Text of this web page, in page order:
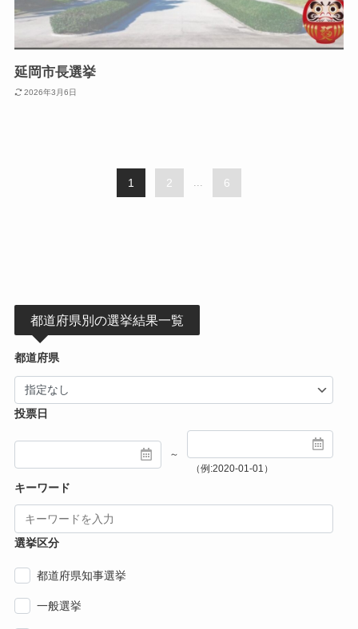
延岡市長選挙
2026年3月6日
1 2 ... 6
都道府県別の選挙結果一覧
都道府県
投票日
～
（例:2020-01-01）
キーワード
選挙区分
都道府県知事選挙
一般選挙